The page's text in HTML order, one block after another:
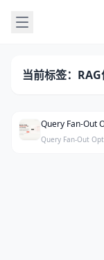
当前标签：